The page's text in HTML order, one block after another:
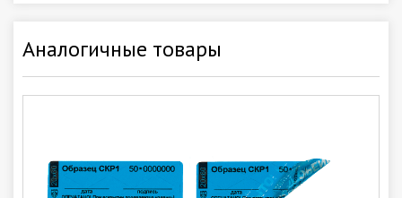
Аналогичные товары